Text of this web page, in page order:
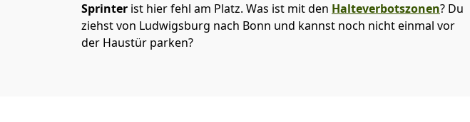
Sprinter ist hier fehl am Platz. Was ist mit den Halteverbotszonen? Du
ziehst von Ludwigsburg nach Bonn und kannst noch nicht einmal vor
der Haustür parken?